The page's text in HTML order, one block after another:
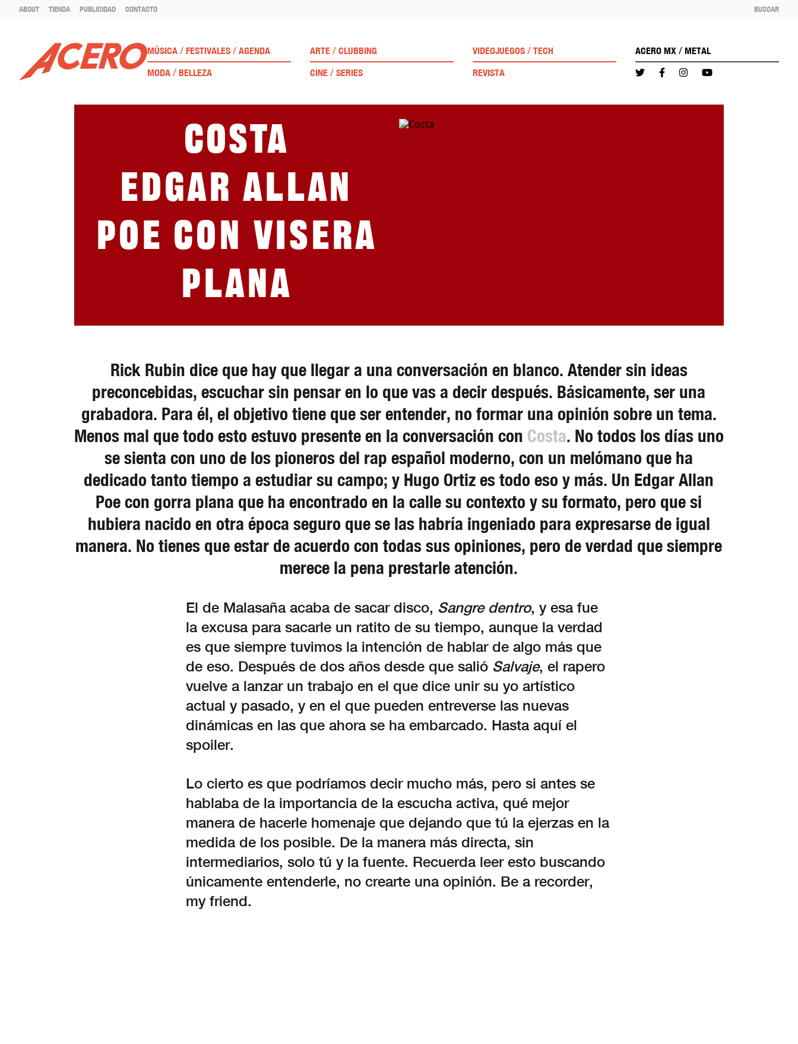
ABOUT TIENDA PUBLICIDAD CONTACTO BUSCAR
MÚSICA / FESTIVALES / AGENDA ARTE / CLUBBING VIDEOJUEGOS / TECH ACERO MX / METAL
MODA / BELLEZA CINE / SERIES REVISTA
Costa
Edgar Allan
Poe con visera
plana
Rick Rubin dice que hay que llegar a una conversación en blanco. Atender sin ideas
preconcebidas, escuchar sin pensar en lo que vas a decir después. Básicamente, ser una
grabadora. Para él, el objetivo tiene que ser entender, no formar una opinión sobre un tema.
Menos mal que todo esto estuvo presente en la conversación con Costa. No todos los días uno
se sienta con uno de los pioneros del rap español moderno, con un melómano que ha
dedicado tanto tiempo a estudiar su campo; y Hugo Ortiz es todo eso y más. Un Edgar Allan
Poe con gorra plana que ha encontrado en la calle su contexto y su formato, pero que si
hubiera nacido en otra época seguro que se las habría ingeniado para expresarse de igual
manera. No tienes que estar de acuerdo con todas sus opiniones, pero de verdad que siempre
merece la pena prestarle atención.
El de Malasaña acaba de sacar disco, Sangre dentro, y esa fue
la excusa para sacarle un ratito de su tiempo, aunque la verdad
es que siempre tuvimos la intención de hablar de algo más que
de eso. Después de dos años desde que salió Salvaje, el rapero
vuelve a lanzar un trabajo en el que dice unir su yo artístico
actual y pasado, y en el que pueden entreverse las nuevas
dinámicas en las que ahora se ha embarcado. Hasta aquí el
spoiler.
Lo cierto es que podríamos decir mucho más, pero si antes se
hablaba de la importancia de la escucha activa, qué mejor
manera de hacerle homenaje que dejando que tú la ejerzas en la
medida de los posible. De la manera más directa, sin
intermediarios, solo tú y la fuente. Recuerda leer esto buscando
únicamente entenderle, no crearte una opinión. Be a recorder,
my friend.